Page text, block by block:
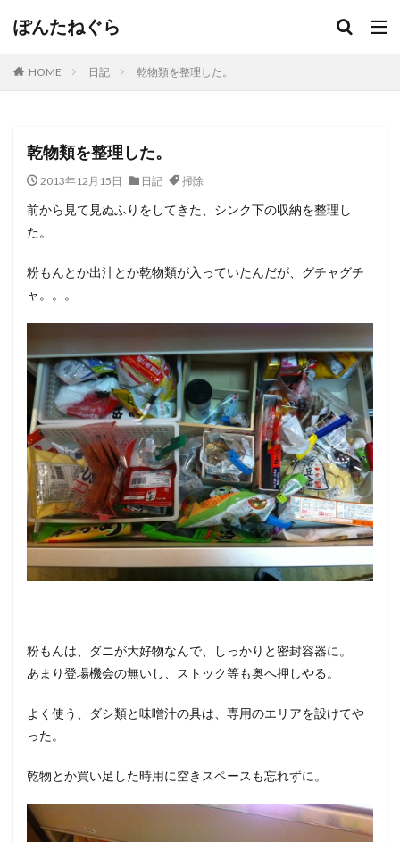
ぽんたねぐら
HOME 日記 乾物類を整理した。
乾物類を整理した。
2013年12月15日 日記 掃除
前から見て見ぬふりをしてきた、シンク下の収納を整理し
た。
粉もんとか出汁とか乾物類が入っていたんだが、グチャグチ
ャ。。。
粉もんは、ダニが大好物なんで、しっかりと密封容器に。
あまり登場機会の無いし、ストック等も奥へ押しやる。
よく使う、ダシ類と味噌汁の具は、専用のエリアを設けてや
った。
乾物とか買い足した時用に空きスペースも忘れずに。